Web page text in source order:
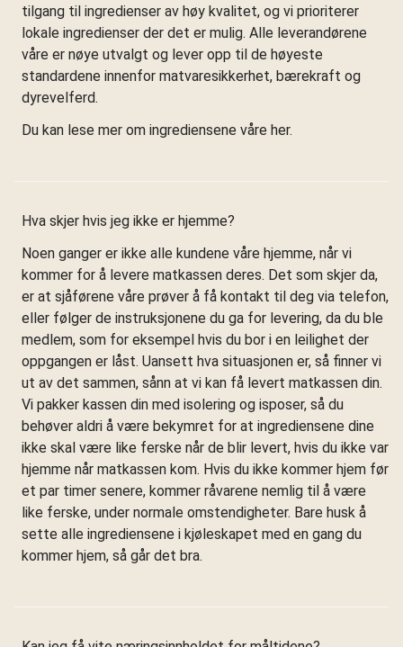
tilgang til ingredienser av høy kvalitet, og vi prioriterer
lokale ingredienser der det er mulig. Alle leverandørene
våre er nøye utvalgt og lever opp til de høyeste
standardene innenfor matvaresikkerhet, bærekraft og
dyrevelferd.
Du kan lese mer om ingrediensene våre her.
Hva skjer hvis jeg ikke er hjemme?
Noen ganger er ikke alle kundene våre hjemme, når vi
kommer for å levere matkassen deres. Det som skjer da,
er at sjåførene våre prøver å få kontakt til deg via telefon,
eller følger de instruksjonene du ga for levering, da du ble
medlem, som for eksempel hvis du bor i en leilighet der
oppgangen er låst. Uansett hva situasjonen er, så finner vi
ut av det sammen, sånn at vi kan få levert matkassen din.
Vi pakker kassen din med isolering og isposer, så du
behøver aldri å være bekymret for at ingrediensene dine
ikke skal være like ferske når de blir levert, hvis du ikke var
hjemme når matkassen kom. Hvis du ikke kommer hjem før
et par timer senere, kommer råvarene nemlig til å være
like ferske, under normale omstendigheter. Bare husk å
sette alle ingrediensene i kjøleskapet med en gang du
kommer hjem, så går det bra.